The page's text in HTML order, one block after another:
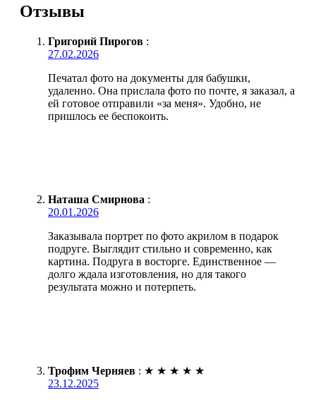
Отзывы
Григорий Пирогов :
27.02.2026
Печатал фото на документы для бабушки,
удаленно. Она прислала фото по почте, я заказал, а
ей готовое отправили «за меня». Удобно, не
пришлось ее беспокоить.
Наташа Смирнова :
20.01.2026
Заказывала портрет по фото акрилом в подарок
подруге. Выглядит стильно и современно, как
картина. Подруга в восторге. Единственное —
долго ждала изготовления, но для такого
результата можно и потерпеть.
Трофим Черняев : ★ ★ ★ ★ ★
23.12.2025